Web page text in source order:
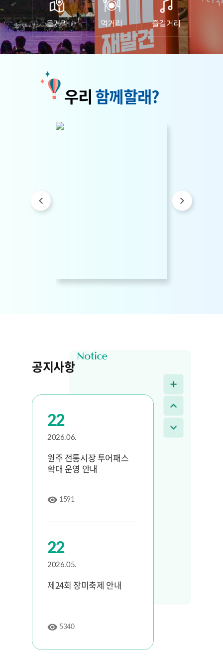
볼거리 먹거리 즐길거리
우리함께할래?
공지사항
2026년 원주 트레킹버스
운영
7867
22
2026.06.
원주 전통시장 투어패스
확대 운영 안내
1591
22
2026.05.
제24회 장미축제 안내
5340